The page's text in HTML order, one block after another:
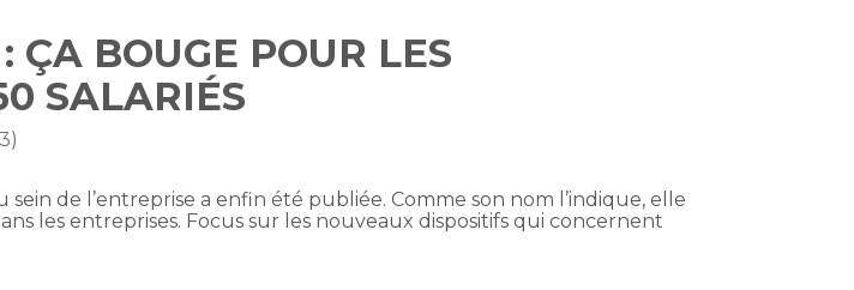
ÇA BOUGE POUR LES
SALARIÉS
de l’entreprise a enfin été publiée. Comme son nom l’indique, elle
les entreprises. Focus sur les nouveaux dispositifs qui concernent